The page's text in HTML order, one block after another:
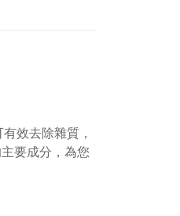
效去除雜質，
要成分，為您